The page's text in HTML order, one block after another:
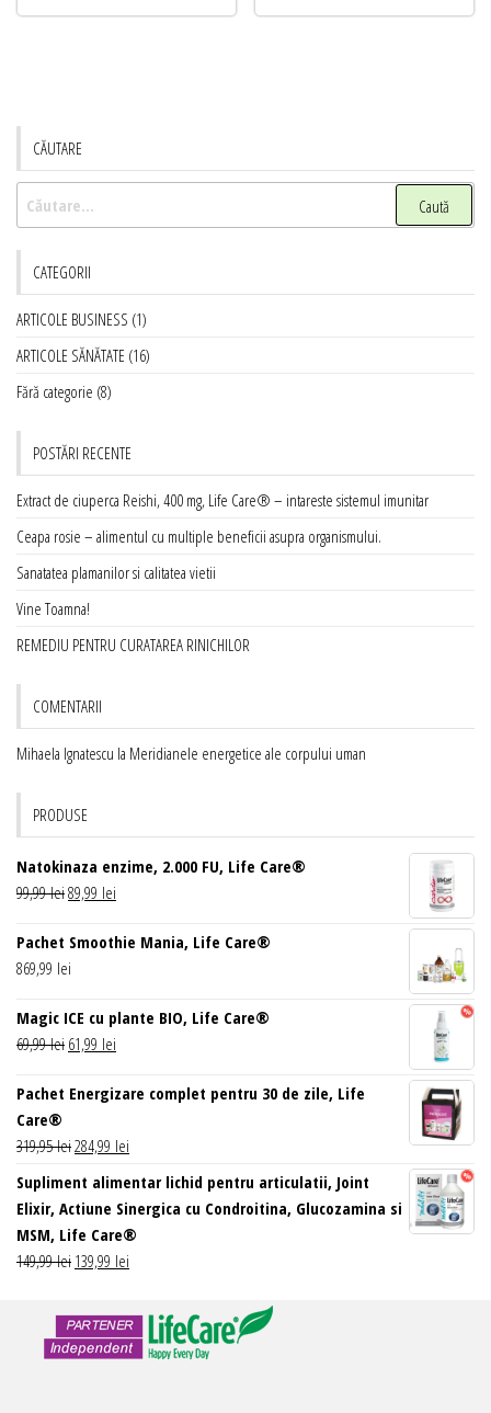
CĂUTARE
Caută
după:
CATEGORII
ARTICOLE BUSINESS (1)
ARTICOLE SĂNĂTATE (16)
Fără categorie (8)
POSTĂRI RECENTE
Extract de ciuperca Reishi, 400 mg, Life Care® – intareste sistemul imunitar
Ceapa rosie – alimentul cu multiple beneficii asupra organismului.
Sanatatea plamanilor si calitatea vietii
Vine Toamna!
REMEDIU PENTRU CURATAREA RINICHILOR
COMENTARII
Mihaela Ignatescu la Meridianele energetice ale corpului uman
PRODUSE
Natokinaza enzime, 2.000 FU, Life Care®
99,99leiPrețul
a
fost:
89,99 lei
este:
Pachet Smoothie Mania, Life Care®
869,99 lei
Magic ICE cu plante BIO, Life Care®
69,99lei Prețul
a
69,99 lei.
61,99 lei
este:
Pachet Energizare complet pentru 30 de zile, Life
Care®
319,95leiPrețul
inițial
fost:
319,95 lei.
284,99 lei
284,99 lei.
Supliment alimentar lichid pentru articulatii, Joint
Elixir, Actiune Sinergica cu Condroitina, Glucozamina si
MSM, Life Care®
149,99lei Prețul
a
fost:
149,99 lei.
139,99 lei
este:
139,99 lei.